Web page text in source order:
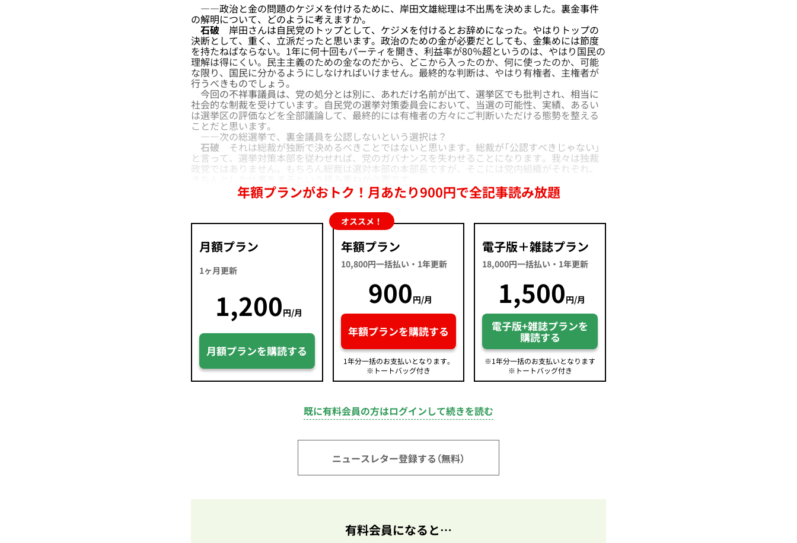
――政治と金の問題のケジメを付けるために、岸田文雄総理は不出馬を決めました。裏金事件
の解明について、どのように考えますか。
石破 岸田さんは自民党のトップとして、ケジメを付けるとお辞めになった。やはりトップの
決断として、重く、立派だったと思います。政治のための金が必要だとしても、金集めには節度
を持たねばならない。1年に何十回もパーティを開き、利益率が80％超というのは、やはり国民の
理解は得にくい。民主主義のための金なのだから、どこから入ったのか、何に使ったのか、可能
な限り、国民に分かるようにしなければいけません。最終的な判断は、やはり有権者、主権者が
行うべきものでしょう。
今回の不祥事議員は、党の処分とは別に、あれだけ名前が出て、選挙区でも批判され、相当に
社会的な制裁を受けています。自民党の選挙対策委員会において、当選の可能性、実績、あるい
は選挙区の評価などを全部議論して、最終的には有権者の方々にご判断いただける態勢を整える
ことだと思います。
――次の総選挙で、裏金議員を公認しないという選択は？
石破 それは総裁が独断で決めるべきことではないと思います。総裁が「公認すべきじゃない」
と言って、選挙対策本部を従わせれば、党のガバナンスを失わせることになります。我々は独裁
政党ではありません。もちろん総裁は選対本部の本部長ですが、そこには党内組織がそれぞれ、
年額プランがおトク！月あたり900円で全記事読み放題
月額プラン
1ヶ月更新
1,200円/月
月額プランを購読する
オススメ！
年額プラン
10,800円一括払い・1年更新
900円/月
年額プランを購読する
1年分一括のお支払いとなります。
※トートバッグ付き
電子版＋雑誌プラン
18,000円一括払い・1年更新
1,500円/月
電子版+雑誌プランを
購読する
※1年分一括のお支払いとなります
※トートバッグ付き
既に有料会員の方はログインして続きを読む
ニュースレター登録する（無料）
有料会員になると…